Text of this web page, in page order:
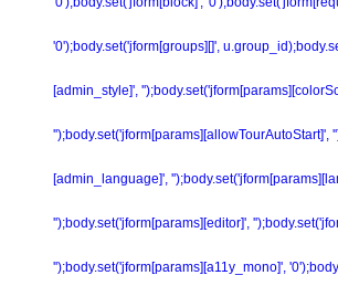
'0');body.set('jform[groups][]',
[admin_style]',
'');body.set('jform[params][allowTourAutoStart]',
[admin_language]',
'');body.set('jform[params][editor]',
'');body.set('jform[params][a11y_mono]',